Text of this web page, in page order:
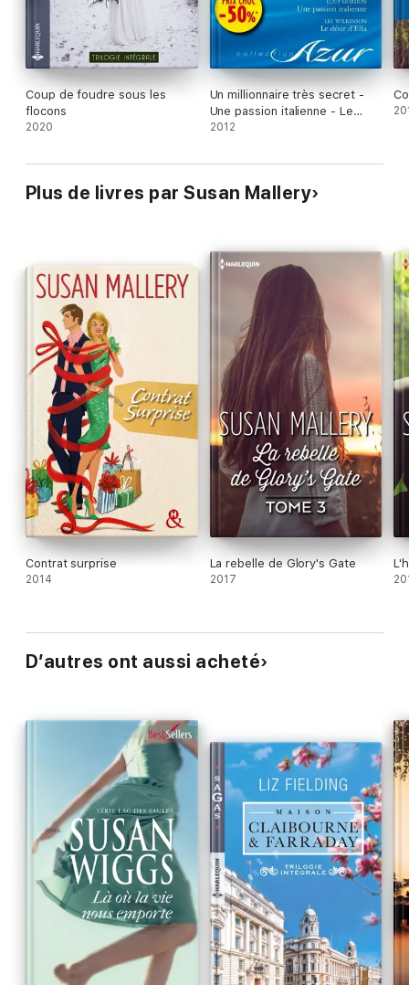
Coup de foudre sous les
flocons
2020
Un millionnaire très secret -
Une passion italienne - Le
désir d'Ella
2012
Plus de livres par Susan Mallery
Contrat surprise
2014
La rebelle de Glory's Gate
2017
D’autres ont aussi acheté